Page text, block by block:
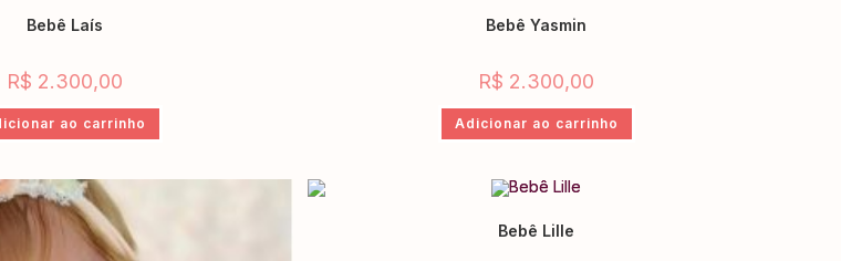
Bebê Laís
R$ 2.300,00
ao carrinho
Bebê Yasmin
R$ 2.300,00
Adicionar ao carrinho
Bebê Lille